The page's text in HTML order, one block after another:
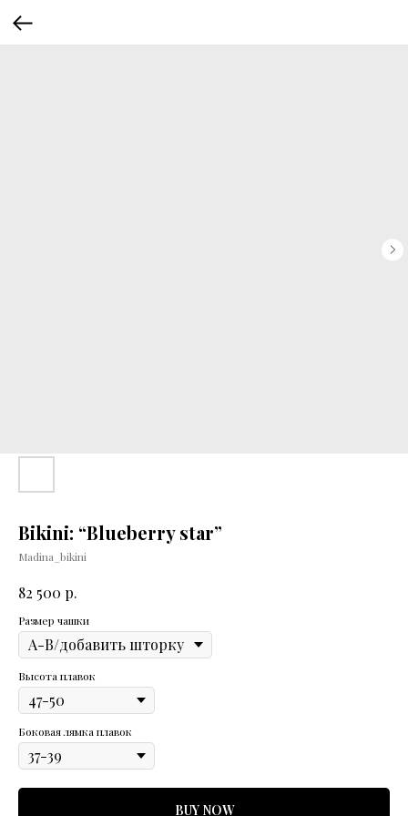
Bikini: “Blueberry star”
Madina_bikini
82 500 р.
Размер чашки
Высота плавок
Боковая лямка плавок
BUY NOW